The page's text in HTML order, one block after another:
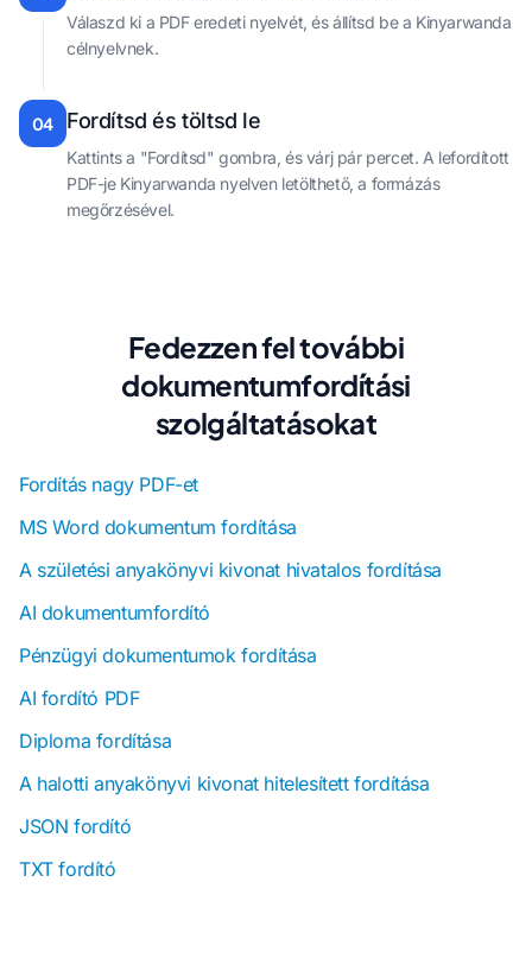
Válaszd ki a PDF eredeti nyelvét, és állítsd be a Kinyarwanda
célnyelvnek.
04 Fordítsd és töltsd le
Kattints a "Fordítsd" gombra, és várj pár percet. A lefordított
PDF-je Kinyarwanda nyelven letölthető, a formázás
megőrzésével.
Fedezzen fel további
dokumentumfordítási
szolgáltatásokat
Fordítás nagy PDF-et
MS Word dokumentum fordítása
A születési anyakönyvi kivonat hivatalos fordítása
AI dokumentumfordító
Pénzügyi dokumentumok fordítása
AI fordító PDF
Diploma fordítása
A halotti anyakönyvi kivonat hitelesített fordítása
JSON fordító
TXT fordító